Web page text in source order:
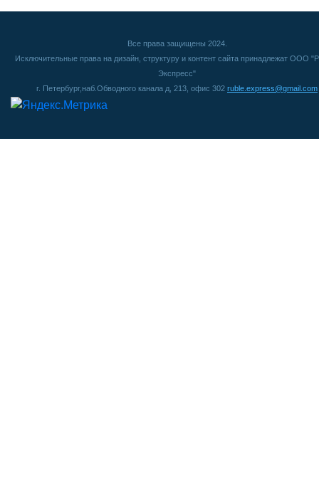
Все права защищены 2024.
Исключительные права на дизайн, структуру и контент сайта принадлежат ООО
Экспресс"
г. Петербург,наб.Обводного канала д, 213, офис 302 ruble.express@gmail.com